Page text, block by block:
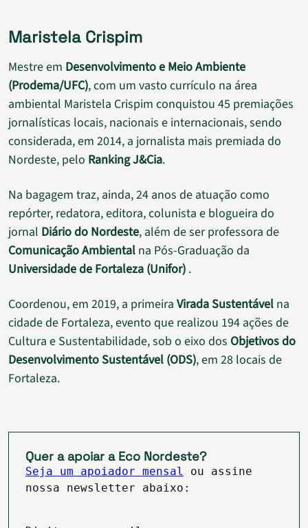
Maristela Crispim
Mestre em Desenvolvimento e Meio Ambiente
(Prodema/UFC), com um vasto currículo na área
ambiental Maristela Crispim conquistou 45 premiações
jornalísticas locais, nacionais e internacionais, sendo
considerada, em 2014, a jornalista mais premiada do
Nordeste, pelo Ranking J&Cia.
Na bagagem traz, ainda, 24 anos de atuação como
repórter, redatora, editora, colunista e blogueira do
jornal Diário do Nordeste, além de ser professora de
Comunicação Ambiental na Pós-Graduação da
Universidade de Fortaleza (Unifor) .
Coordenou, em 2019, a primeira Virada Sustentável na
cidade de Fortaleza, evento que realizou 194 ações de
Cultura e Sustentabilidade, sob o eixo dos Objetivos do
Desenvolvimento Sustentável (ODS), em 28 locais de
Fortaleza.
Quer a apoiar a Eco Nordeste?
Seja um apoiador mensal
ou assine
nossa newsletter abaixo: